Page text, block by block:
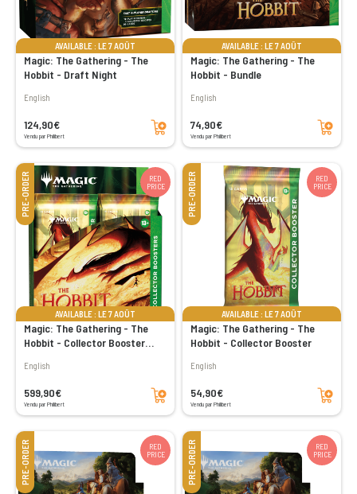
AVAILABLE : LE 7 AOÛT
Magic: The Gathering - The
Hobbit - Draft Night
English
124,90€
Vendu par Philibert
Add to cart
AVAILABLE : LE 7 AOÛT
Magic: The Gathering - The
Hobbit - Bundle
English
74,90€
Vendu par Philibert
Add to cart
PRE-ORDER
RED
PRICE
AVAILABLE : LE 7 AOÛT
Magic: The Gathering - The
Hobbit - Collector Booster
English
599,90€
Vendu par Philibert
Add to cart
PRE-ORDER
RED
PRICE
AVAILABLE : LE 7 AOÛT
Magic: The Gathering - The
Hobbit - Collector Booster
English
54,90€
Vendu par Philibert
Add to cart
PRE-ORDER
RED
PRICE
PRE-ORDER
RED
PRICE